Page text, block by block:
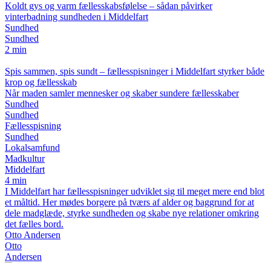
Koldt gys og varm fællesskabsfølelse – sådan påvirker
vinterbadning sundheden i Middelfart
Sundhed
Sundhed
2 min
Spis sammen, spis sundt – fællesspisninger i Middelfart styrker både
krop og fællesskab
Når maden samler mennesker og skaber sundere fællesskaber
Sundhed
Sundhed
Fællesspisning
Sundhed
Lokalsamfund
Madkultur
Middelfart
4 min
I Middelfart har fællesspisninger udviklet sig til meget mere end blot
et måltid. Her mødes borgere på tværs af alder og baggrund for at
dele madglæde, styrke sundheden og skabe nye relationer omkring
det fælles bord.
Otto Andersen
Otto
Andersen